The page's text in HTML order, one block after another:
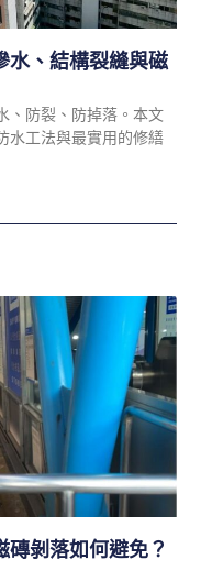
水、結構裂縫與磁
、防裂、防掉落。本文
水工法與最實用的修繕
剝落如何避免？